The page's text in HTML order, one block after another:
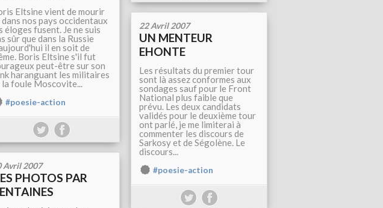
Eltsine vient de mourir
nos pays occidentaux
éloges fusent. Je ne suis
sûr que dans la Russie
il en soit de
Boris Eltsine s'il fut
peut-être sur son
haranguant les militaires
foule Moscovite...
#poesie-action
22 Avril 2007
UN MENTEUR
EHONTE
Les résultats du premier tour
sont là assez conformes aux
sondages sauf pour le Front
National plus faible que
prévu. Les deux candidats
validés pour le deuxième tour
ont parlé, je me limiterai à
commenter les discours de
Sarkosy et de Ségolène. Le
discours...
#poesie-action
Avril 2007
PHOTOS PAR